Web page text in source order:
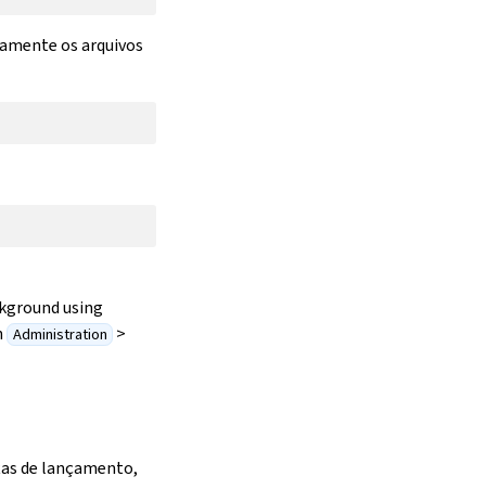
os arquivos
using
Administration >
de lançamento,